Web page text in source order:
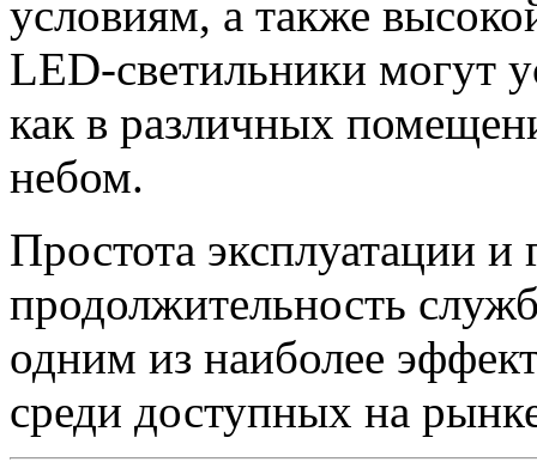
условиям, а также
LED-светильники могут
как в различных
небом.
Простота эксплуатации и
продолжительность
одним из наиболее
среди доступных на